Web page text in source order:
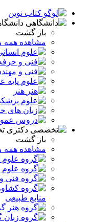
باز گشت
مشاهده همه
هنر
باز گشت
مشاهده همه
منابع طبیعی